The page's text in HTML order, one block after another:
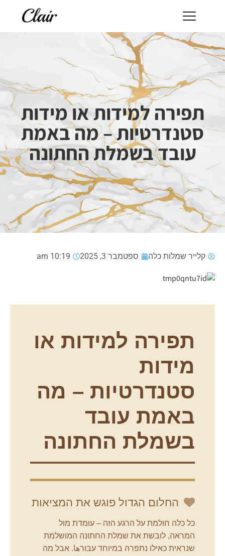
תפירה למידות או מידות
סטנדרטיות – מה באמת
עובד בשמלת החתונה
קלייר שמלות כלה ספטמבר 3, 2025 10:19 am
תפירה למידות או
מידות
סטנדרטיות – מה
באמת עובד
בשמלת החתונה
החלום הגדול פוגש את המציאות
כל כלה חולמת על הרגע הזה – עומדת מול
המראה, לובשת את שמלת החתונה המושלמת
שנראית כאילו נתפרה במיוחד עבורها. אבל מה